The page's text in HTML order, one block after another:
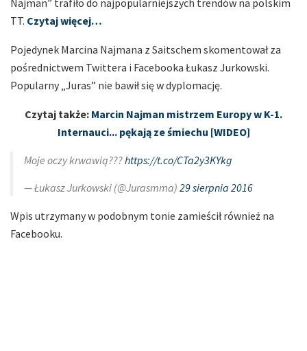
TT. Czytaj więcej…
Pojedynek Marcina Najmana z Saitschem skomentował za
pośrednictwem Twittera i Facebooka Łukasz Jurkowski.
Popularny „Juras” nie bawił się w dyplomację.
Czytaj także: Marcin Najman mistrzem Europy w K-1.
Internauci... pękają ze śmiechu [WIDEO]
Moje oczy krwawią???https://t.co/CTa2y3KYkg
— Łukasz Jurkowski (@Jurasmma) 29 sierpnia 2016
Wpis utrzymany w podobnym tonie zamieścił również na
Facebooku.